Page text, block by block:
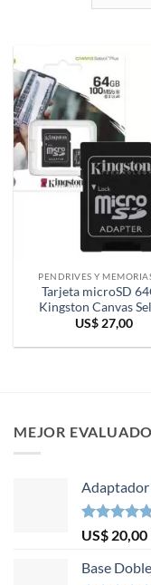
PENDRIVES Y
Tarjeta microSD
Kingston Canvas
US$27,00
MEJOR
Adaptador
Valorado en
5.00
de 5
US$ 20,00
Base